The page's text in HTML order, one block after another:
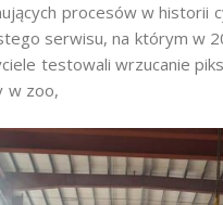
procesów w historii
serwisu, na którym w
testowali wrzucanie
w zoo,